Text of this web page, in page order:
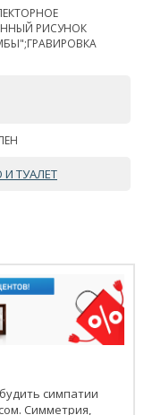
РИСУНОК
ТУАЛЕТ
симпатии
Симметрия,